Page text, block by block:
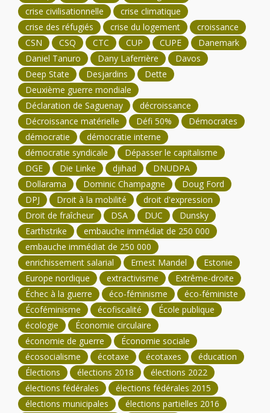
crise civilisationnelle
crise climatique
crise des réfugiés
crise du logement
croissance
CSN
CSQ CTC CUP CUPE
Danemark
Daniel Tanuro
Dany Laferrière
Davos
Deep State
Desjardins
Dette
Deuxième guerre mondiale
Déclaration de Saguenay
décroissance
Décroissance matérielle
Défi 50%
Démocrates
démocratie
démocratie interne
démocratie syndicale
Dépasser le capitalisme
DGE
Die Linke djihad
DNUDPA
Dollarama
Dominic Champagne
Doug Ford
DPJ
Droit à la mobilité
droit d'expression
Droit de fraîcheur
DSA DUC
Dunsky
Earthstrike
embauche immédiat de 250 000
embauche immédiat de 250 000
enrichissement salarial
Ernest Mandel
Estonie
Europe nordique
extractivisme
Extrême-droite
Échec à la guerre
éco-féminisme
éco-féministe
Écoféminisme
écofiscalité
École publique
écologie
Économie circulaire
économie de guerre
Économie sociale
écosocialisme
écotaxe écotaxes
éducation
Élections
élections 2018
élections 2022
élections fédérales
élections fédérales 2015
élections municipales
élections partielles 2016